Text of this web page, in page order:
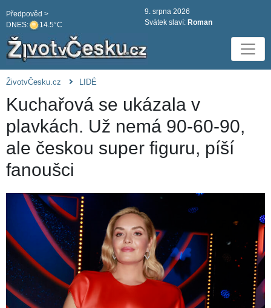
DNES: 14.5°C
Předpověd >
9. srpna 2026
Svátek slaví: Roman
ŽivotvČesku.cz LIDÉ
Kuchařová se ukázala v
plavkách. Už nemá 90-60-90,
ale českou super figuru, píší
fanoušci